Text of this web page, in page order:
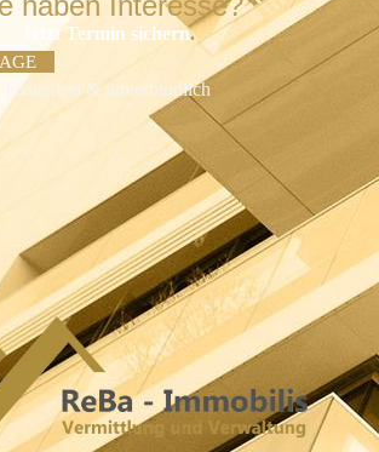
Jetzt Termin sichern.
kostenfrei & unverbindlich